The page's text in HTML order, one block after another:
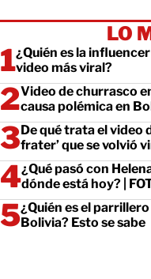
LO
¿Quién es la
video más viral?
Video de churrasco
causa polémica en
De qué trata el video
frater’ que se volvió
¿Qué pasó con
dónde está hoy? |
¿Quién es el
Bolivia? Esto se sabe